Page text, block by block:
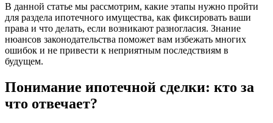
В данной статье мы рассмотрим, какие этапы нужно пройти
для раздела ипотечного имущества, как фиксировать ваши
права и что делать, если возникают разногласия. Знание
нюансов законодательства поможет вам избежать многих
ошибок и не привести к неприятным последствиям в
будущем.
Понимание ипотечной сделки: кто за
что отвечает?